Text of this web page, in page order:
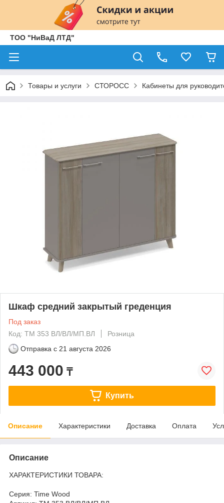
ТОО "НиВаД ЛТД"
Товары и услуги СТОРОСС Кабинеты для
Шкаф средний закрытый греденция
Под заказ
Код: ТМ 353 ВЛ/ВЛ/МП.ВЛ
Розница
Отправка с 21 августа 2026
443 000 ₸
Купить
Описание Характеристики Доставка Оплата
Описание
ХАРАКТЕРИСТИКИ ТОВАРА:
Серия: Time Wood